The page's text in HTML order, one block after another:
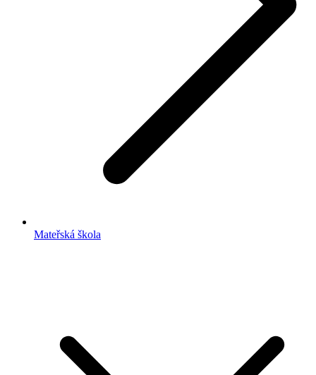
Mateřská škola